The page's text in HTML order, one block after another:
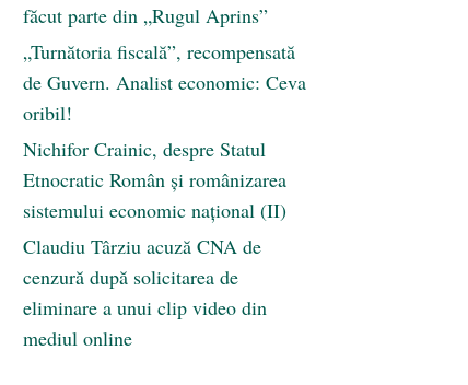
făcut parte din „Rugul Aprins”
„Turnătoria fiscală”, recompensată
de Guvern. Analist economic: Ceva
oribil!
Nichifor Crainic, despre Statul
Etnocratic Român şi românizarea
sistemului economic naţional (II)
Claudiu Târziu acuză CNA de
cenzură după solicitarea de
eliminare a unui clip video din
mediul online